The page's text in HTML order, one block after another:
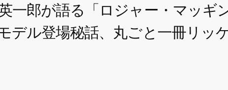
一郎が語る「ロジャー・マッギ
デル登場秘話、丸ごと一冊リッ